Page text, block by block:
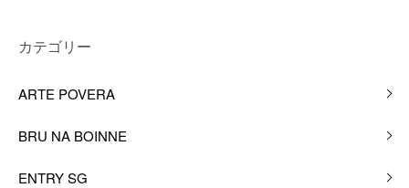
カテゴリー
ARTE POVERA
BRU NA BOINNE
ENTRY SG